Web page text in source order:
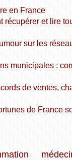
en France
sur les